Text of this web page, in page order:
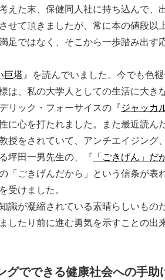
えた末、保健同人社に持ち込んで、
せて頂きましたが、常に本の値段以
足ではなく、そこから一歩踏み出す
巨塔 』を読んでいました。今でも色褪
は、私の大学人としての生活に大き
リック・フォーサイスの『ジャッカ
に心を打たれました。また最近読ん
授をされていて、アンチエイジング
坪田一男先生の、『 「ごきげん」だ
「ごきげんだから」という信条が表
受けました。
識が凝縮されている素晴らしいもの
したり前に進む勇気を示すことの出
グでできる健康社会への手助